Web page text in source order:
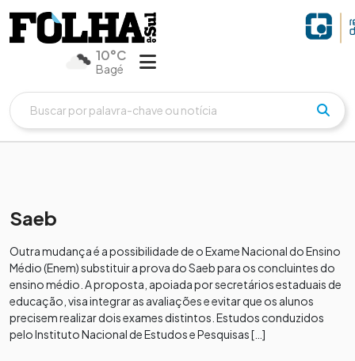
10°C
Bagé
Saeb
Outra mudança é a possibilidade de o Exame Nacional do Ensino
Médio (Enem) substituir a prova do Saeb para os concluintes do
ensino médio. A proposta, apoiada por secretários estaduais de
educação, visa integrar as avaliações e evitar que os alunos
precisem realizar dois exames distintos. Estudos conduzidos
pelo Instituto Nacional de Estudos e Pesquisas […]